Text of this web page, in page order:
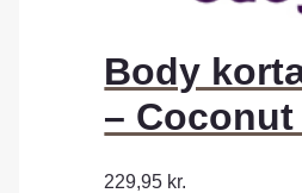
Body
–
229,95 kr.